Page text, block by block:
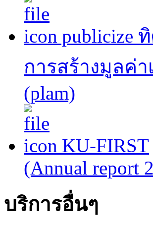
publicize
การสร้างมูลค่
(plam)
KU-FIRST
(Annual report
บริการอื่นๆ